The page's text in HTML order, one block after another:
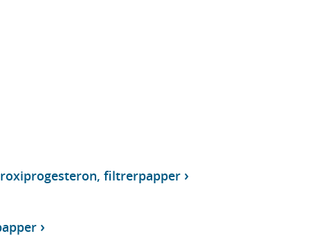
filtrerpapper